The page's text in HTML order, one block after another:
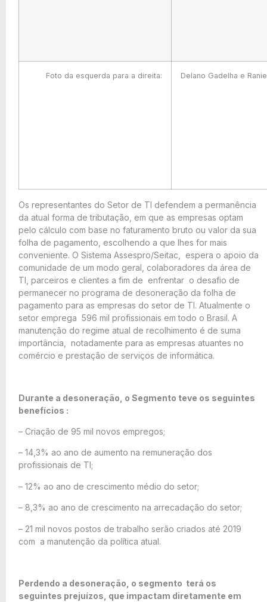
Foto da esquerda para a direita: Delano Gadelha e
Os representantes do Setor de TI defendem a permanência
da atual forma de tributação, em que as empresas optam
pelo cálculo com base no faturamento bruto ou valor da sua
folha de pagamento, escolhendo a que lhes for mais
conveniente. O Sistema Assespro/Seitac, espera o apoio da
comunidade de um modo geral, colaboradores da área de
TI, parceiros e clientes a fim de enfrentar o desafio de
permanecer no programa de desoneração da folha de
pagamento para as empresas do setor de TI. Atualmente o
setor emprega 596 mil profissionais em todo o Brasil. A
manutenção do regime atual de recolhimento é de suma
importância, notadamente para as empresas atuantes no
comércio e prestação de serviços de informática.
Durante a desoneração, o Segmento teve os seguintes
benefícios :
– Criação de 95 mil novos empregos;
– 14,3% ao ano de aumento na remuneração dos
profissionais de TI;
– 12% ao ano de crescimento médio do setor;
– 8,3% ao ano de crescimento na arrecadação do setor;
– 21 mil novos postos de trabalho serão criados até 2019
com a manutenção da política atual.
Perdendo a desoneração, o segmento terá os
seguintes prejuízos, que impactam diretamente em